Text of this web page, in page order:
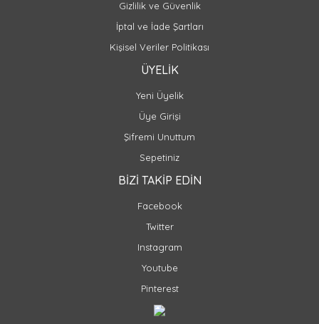
Gizlilik ve Güvenlik
İptal ve İade Şartları
Kişisel Veriler Politikası
ÜYELİK
Yeni Üyelik
Üye Girişi
Şifremi Unuttum
Sepetiniz
BİZİ TAKİP EDİN
Facebook
Twitter
Instagram
Youtube
Pinterest